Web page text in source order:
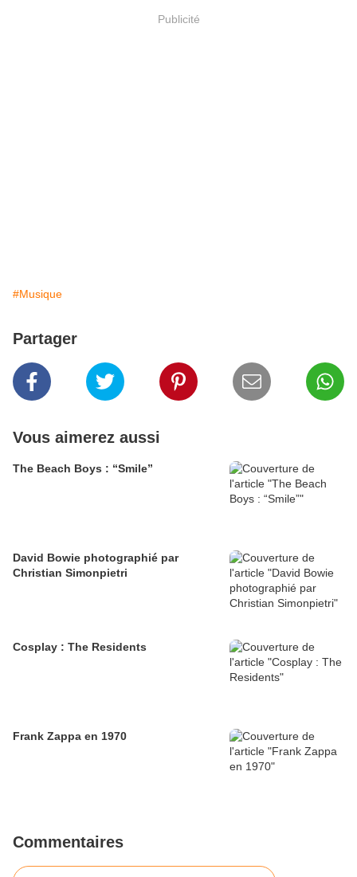
Publicité
#Musique
Partager
Vous aimerez aussi
The Beach Boys : “Smile”
David Bowie photographié par
Christian Simonpietri
Cosplay : The Residents
Frank Zappa en 1970
Commentaires